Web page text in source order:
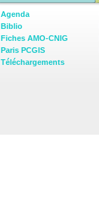
Agenda
Biblio
Fiches AMO-CNIG
Paris PCGIS
Téléchargements